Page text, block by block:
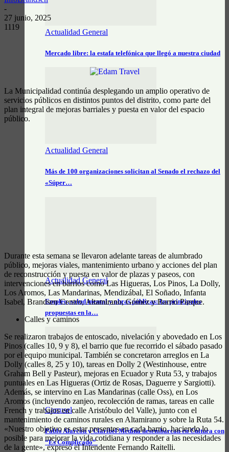
Actualidad General
Mercado libre: la estafa telefónica que llegó a nuestra ciudad
Actualidad General
Más de 100 organizaciones solicitan al Senado el rechazo del
«Súper…
Actualidad General
Empleo, salud mental y obras públicas: las principales
propuestas en la…
Carrusel
Pablo Alarcón y Claribel Medina desembarcan en Cultura con
“Es Complicado”
-
27 junio, 2025
1119
La Municipalidad continúa desplegando un amplio operativo de
servicios públicos en distintos puntos del distrito, como parte del
plan integral de mejoras barriales y puesta en valor del espacio
público.
Durante esta semana se llevaron adelante tareas de alumbrado
público, mejoras viales, mantenimiento urbano y acciones del plan
de reconstrucción y puesta en valor de plazas y paseos, con
intervenciones en barrios como Las Higueras, Los Pinos, La Dolly,
Los Aromos, Las Mandarinas, Mendizábal, El Soñado, Infanta
Isabel, Brandsen Centro, Altamirano, Gómez y Barrio Parque.
Calles y caminos
Se realizaron trabajos de entoscado, nivelación y abovedado en Los
Pinos (calles 10, 9 y 8), el barrio que fue recorrido el sábado pasado
por el equipo municipal. También se concretaron arreglos en La
Dolly (calles 8, 25 y 10), tareas en Dolly 2 (Westinhouse, entre
Graham Bell y Pasteur), mejoras en Ecuador y Ruta 53, y trabajos
puntuales en Las Higueras (Ortiz de Rosas, Daguerre y Sargiotti).
Además, se intervino en Las Mandarinas (calle Oss), en Los
Aromos (incluyendo zanjeo, recolección de ramas, tareas en calle
French y trabajos en calle Aristóbulo del Valle), junto con el
mantenimiento de caminos rurales en Altamirano y sobre la Ruta 54.
«Nuestro objetivo es estar presentes en cada barrio, haciendo lo
posible para mejorar la vida cotidiana y responder a las necesidades
de la gente», expresó el Intendente Fernando Raitelli.